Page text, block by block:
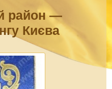
район —
Києва